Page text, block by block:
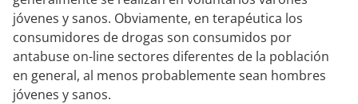
jóvenes y sanos. Obviamente, en terapéutica los
consumidores de drogas son consumidos por
antabuse on-line sectores diferentes de la población
en general, al menos probablemente sean hombres
jóvenes y sanos.